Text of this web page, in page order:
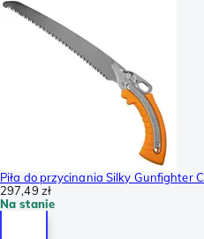
Piła do przycinania Silky Gunfighter
297,49 zł
Na stanie